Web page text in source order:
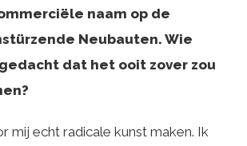
naam op de
Neubauten. Wie
dat het ooit zover zou
mij echt radicale kunst maken. Ik